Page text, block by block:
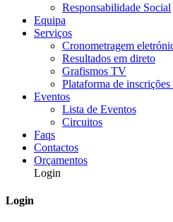
Responsabilidade Social
Equipa
Serviços
Cronometragem
Resultados em direto
Grafismos TV
Plataforma de
Eventos
Lista de Eventos
Circuitos
Faqs
Contactos
Orçamentos
Login
Login